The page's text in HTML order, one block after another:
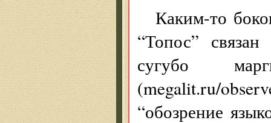
Каким-то
“Топос”
сугубо
(megalit.ru/
“обозрение